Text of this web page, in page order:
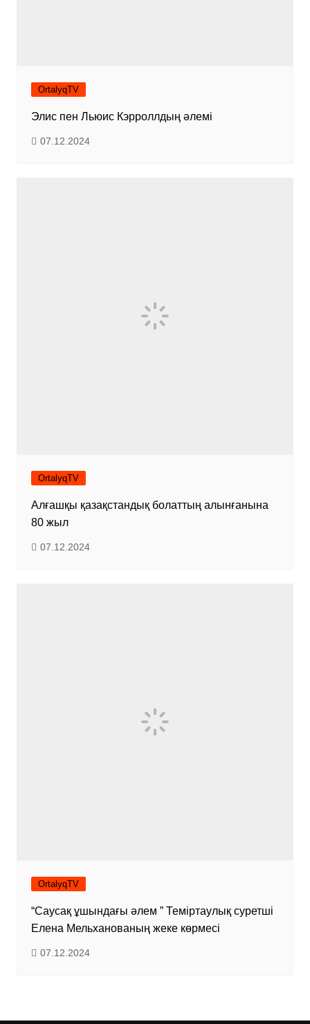
OrtalyqTV
Элис пен Льюис Кэрроллдың әлемі
07.12.2024
OrtalyqTV
Алғашқы қазақстандық болаттың алынғанына
80 жыл
07.12.2024
OrtalyqTV
“Саусақ ұшындағы әлем ” Теміртаулық суретші
Елена Мельханованың жеке көрмесі
07.12.2024